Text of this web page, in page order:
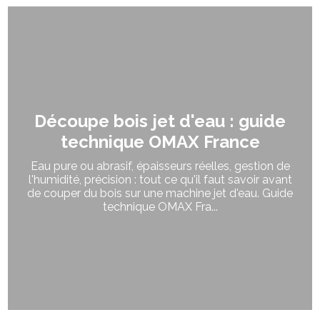
Découpe bois jet d'eau : guide
technique OMAX France
Eau pure ou abrasif, épaisseurs réelles, gestion de
l'humidité, précision : tout ce qu'il faut savoir avant
de couper du bois sur une machine jet d'eau. Guide
technique OMAX Fra...